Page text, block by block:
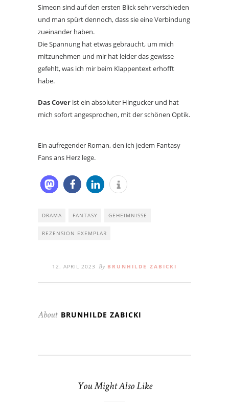
Simeon sind auf den ersten Blick sehr verschieden
und man spürt dennoch, dass sie eine Verbindung
zueinander haben.
Die Spannung hat etwas gebraucht, um mich
mitzunehmen und mir hat leider das gewisse
gefehlt, was ich mir beim Klappentext erhofft
habe.
Das Cover ist ein absoluter Hingucker und hat
mich sofort angesprochen, mit der schönen Optik.
Ein aufregender Roman, den ich jedem Fantasy
Fans ans Herz lege.
DRAMA FANTASY GEHEIMNISSE
REZENSION EXEMPLAR
12. APRIL 2023 By BRUNHILDE ZABICKI
About BRUNHILDE ZABICKI
You Might Also Like